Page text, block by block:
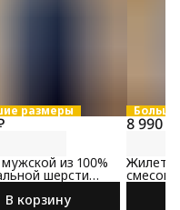
размеры
из 100%
шерсти
В корзину
8 990 ₽
Жилет